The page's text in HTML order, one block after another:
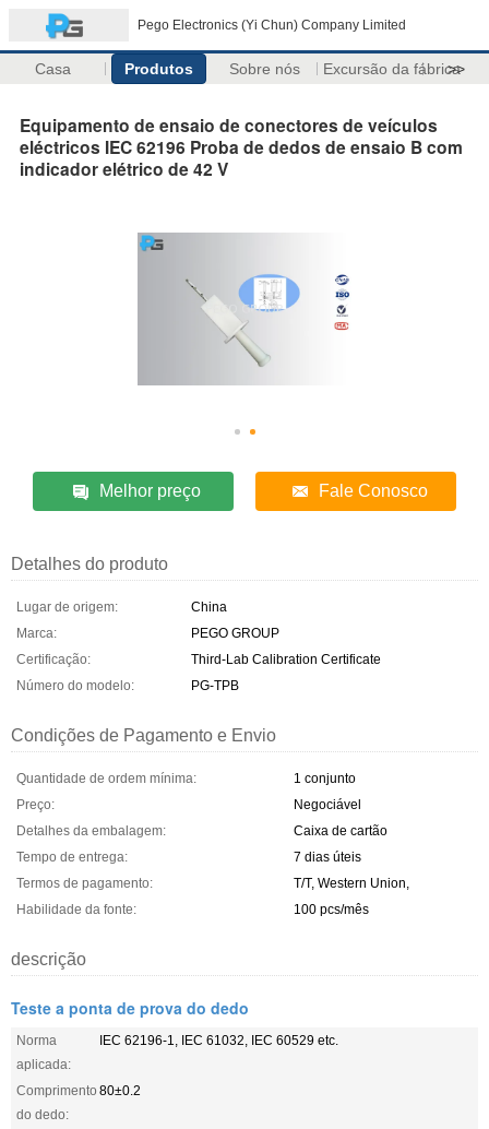
Pego Electronics (Yi Chun) Company Limited
Casa Produtos Sobre nós Excursão da fábrica
>>
Equipamento de ensaio de conectores de veículos
eléctricos IEC 62196 Proba de dedos de ensaio B com
indicador elétrico de 42 V
Melhor preço Fale Conosco
Detalhes do produto
Lugar de origem:
China
Marca:
PEGO GROUP
Certificação:
Third-Lab Calibration Certificate
Número do modelo:
PG-TPB
Condições de Pagamento e Envio
Quantidade de ordem mínima:
1 conjunto
Preço:
Negociável
Detalhes da embalagem:
Caixa de cartão
Tempo de entrega:
7 dias úteis
Termos de pagamento:
T/T, Western Union,
Habilidade da fonte:
100 pcs/mês
descrição
Teste a ponta de prova do dedo
Norma
aplicada:
IEC 62196-1, IEC 61032, IEC 60529 etc.
Comprimento
do dedo:
80±0.2